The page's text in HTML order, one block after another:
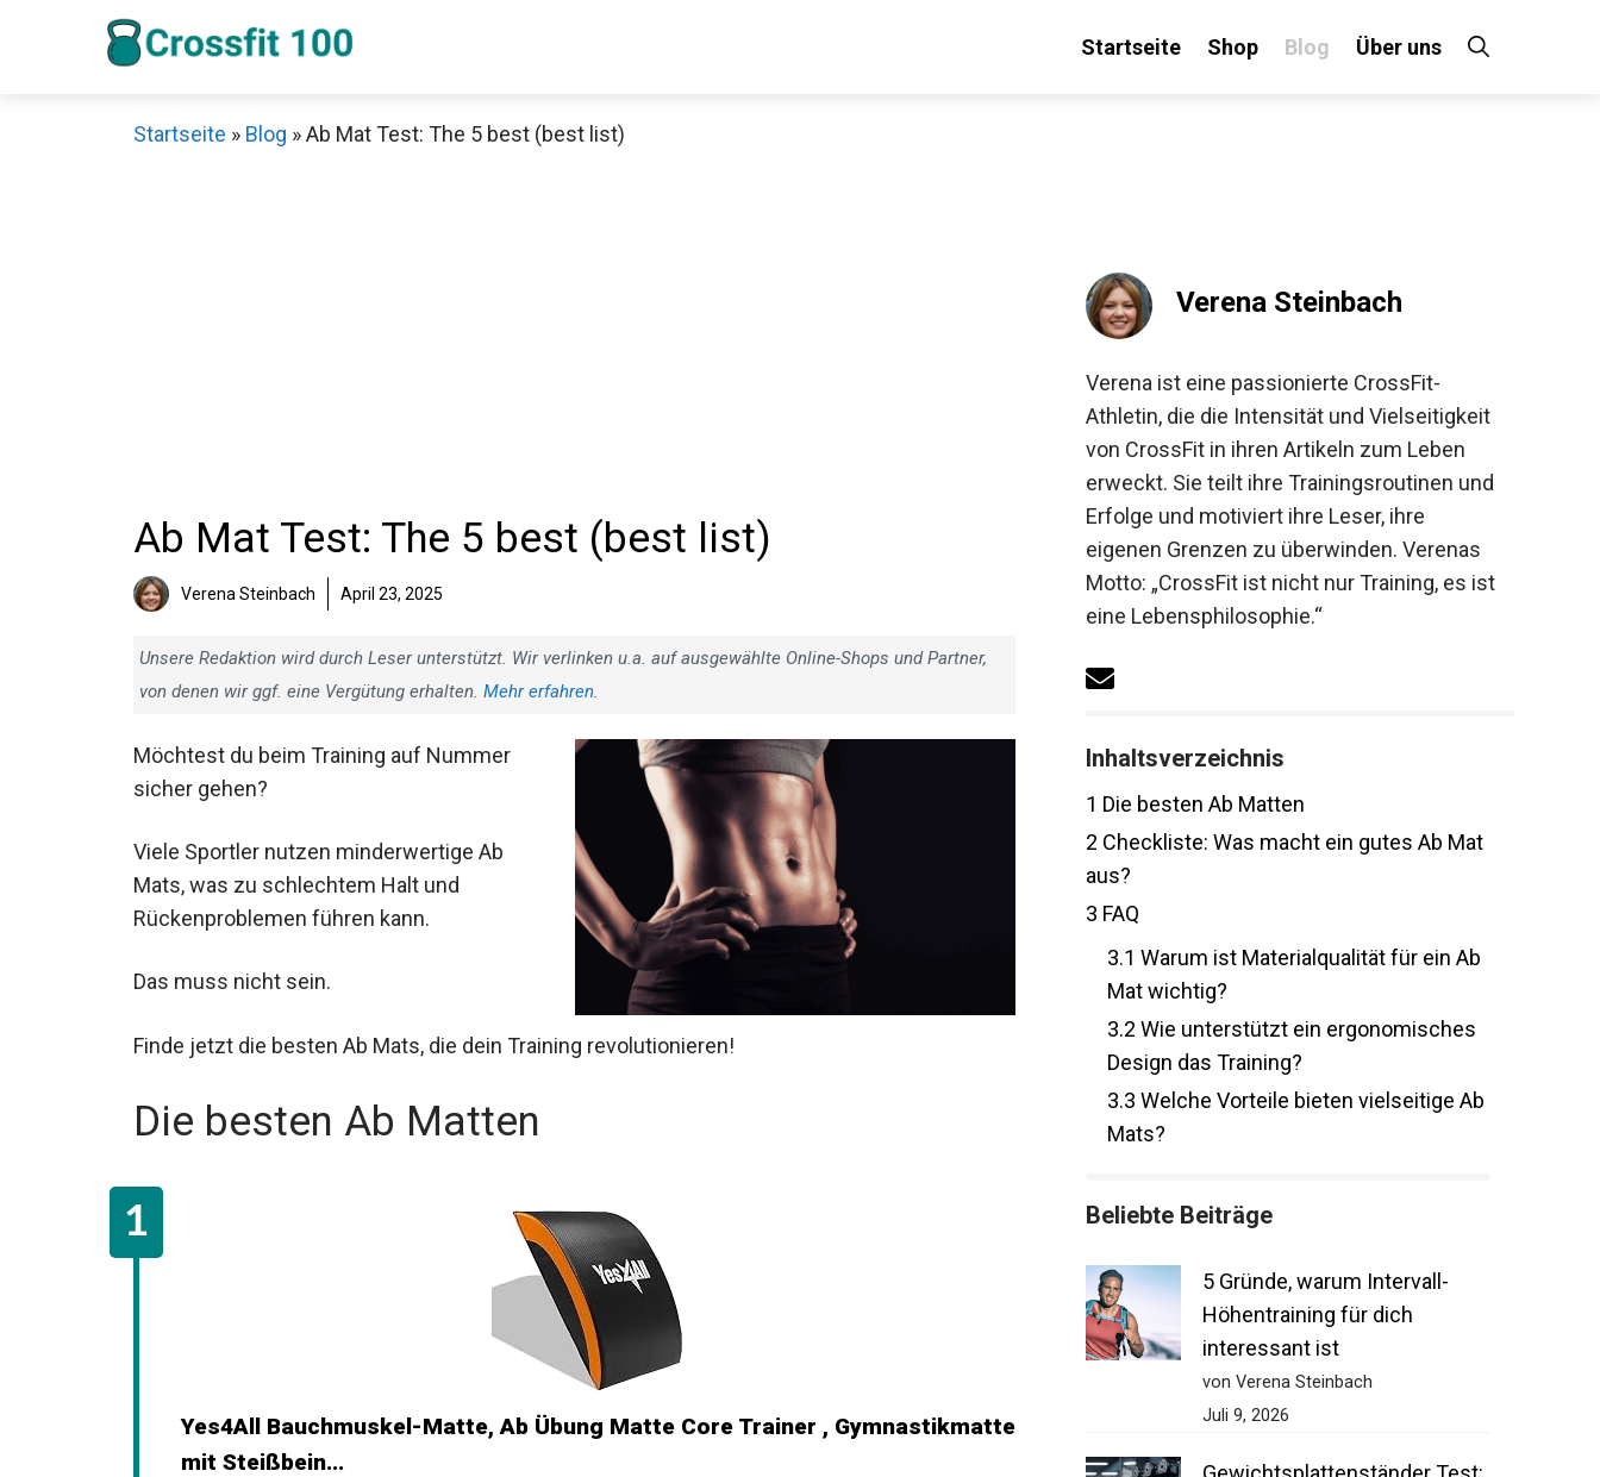
Startseite Shop Blog Über uns
Startseite » Blog »Ab Mat Test: The 5 best (best list)
Ab Mat Test: The 5 best (best list)
Verena Steinbach April 23, 2025
Unsere Redaktion wird durch Leser unterstützt. Wir verlinken u.a. auf ausgewählte Online-Shops und Partner,
von denen wir ggf. eine Vergütung erhalten. Mehr erfahren.
Möchtest du beim Training auf Nummer
sicher gehen?
Viele Sportler nutzen minderwertige Ab
Mats, was zu schlechtem Halt und
Rückenproblemen führen kann.
Das muss nicht sein.
Finde jetzt die besten Ab Mats, die dein Training revolutionieren!
Die besten Ab Matten
Yes4All Bauchmuskel-Matte, Ab Übung Matte Core Trainer ,
Gymnastikmatte mit Steißbein...
Verena Steinbach
Verena ist eine passionierte CrossFit-
Athletin, die die Intensität und Vielseitigkeit
von CrossFit in ihren Artikeln zum Leben
erweckt. Sie teilt ihre Trainingsroutinen und
Erfolge und motiviert ihre Leser, ihre
eigenen Grenzen zu überwinden. Verenas
Motto: „CrossFit ist nicht nur Training, es ist
eine Lebensphilosophie.“
Inhaltsverzeichnis
Die besten Ab Matten
Checkliste: Was macht ein gutes Ab Mat
aus?
FAQ
3.1Warum ist Materialqualität für ein Ab
Mat wichtig?
3.2Wie unterstützt ein ergonomisches
Design das Training?
3.3Welche Vorteile bieten vielseitige Ab
Mats?
Beliebte Beiträge
5 Gründe, warum Intervall-
Höhentraining für dich
interessant ist
von Verena Steinbach
Juli 9, 2026
Schaue dir jetzt die meistverkauften Produkte im Sale bei Decathlon an!